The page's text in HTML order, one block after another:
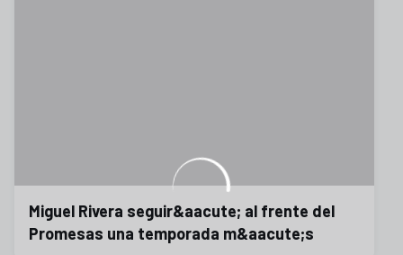
Miguel Rivera seguir&aacute; al frente del
Promesas una temporada m&aacute;s